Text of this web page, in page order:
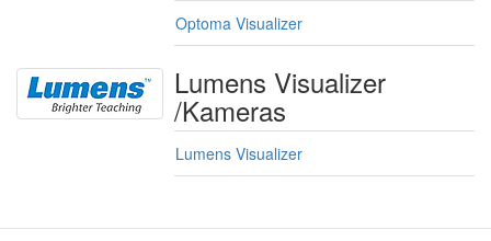
Optoma Visualizer
Lumens Visualizer
/Kameras
Lumens Visualizer